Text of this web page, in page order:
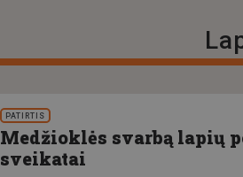
PATIRTIS
Medžioklės svarbą lapių
sveikatai